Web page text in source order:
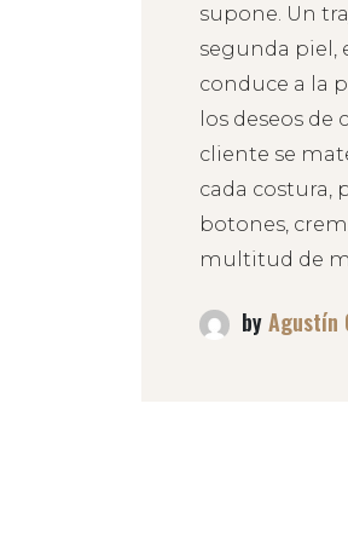
supone. Un
segunda piel,
conduce a la
los deseos de
cliente se
cada costura,
botones,
multitud de
byAgustín